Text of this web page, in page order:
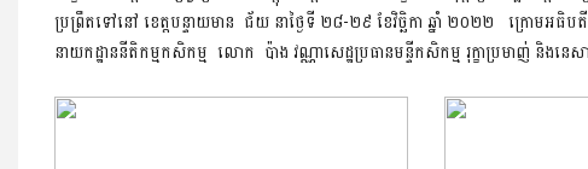
ប្រព្រឹតទៅនៅ ខេត្តបន្ទាយមាន ជ័យ នាថ្ងៃទី ២៨-២៩ ខែវិច្ឆិកា ឆ្នាំ ២០២២ ក្រោមអធិ
នាយកដ្ឋាននីតិកម្មកសិកម្ម លោក ប៉ាង វណ្ណាសេដ្ឋប្រធានមន្ទីកសិកម្ម រុក្ខាប្រមាញ់ និង